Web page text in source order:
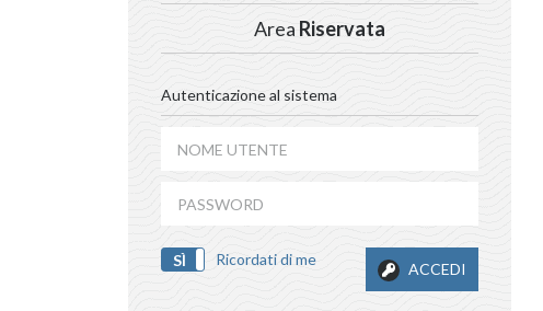
Area Riservata
Autenticazione al sistema
SÌ NO
Ricordati di me
ACCEDI